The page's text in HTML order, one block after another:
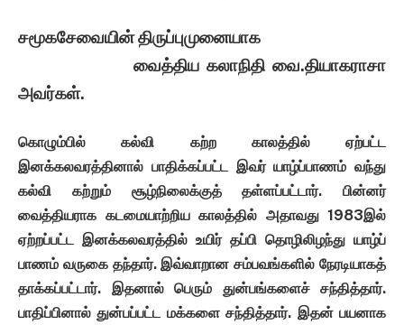
சமூகசேவையின் திருப்புமுனையாக
வைத்திய கலாநிதி வை.தியாகராசா
அவர்கள்.
கொழும்பில் கல்வி கற்ற காலத்தில்
ஏற்பட்ட
இனக்கலவரத்தினால் பாதிக்கப்பட்ட இவர் யாழ்ப்பாணம் வந்து
கல்வி
கற்றும் சூழ்நிலைக்குத் தள்ளப்பட்டார். பின்னர்
வைத்தியராக கடமையாற்றிய காலத்தில் அதாவது1983இல்
ஏற்றப்பட்ட இனக்கலவரத்தில் உயிர் தப்பி தொழிலிழந்து யாழ்ப்
பாணம் வருகை தந்தார்.இவ்வாறான சம்பவங்களில் நேரடியாகத்
தாக்கப்பட்டார். இதனால் பெரும் துன்பங்களைச் சந்தித்தார்.
பாதிப்பினால் துன்பப்பட்ட மக்களை சந்தித்தார். இதன் பயனாக